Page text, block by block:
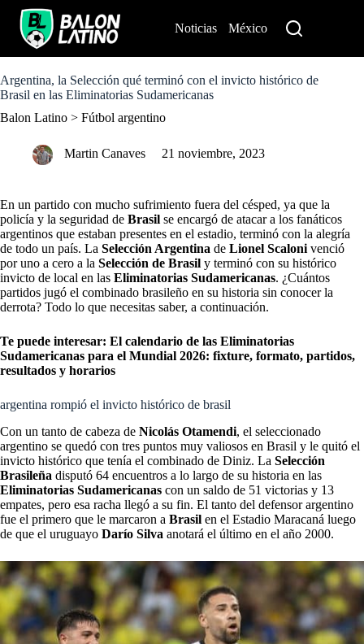
o
c
n
Noticias México
Argentina, la Selección qué terminó con el invicto histórico de
Brasil en las Eliminatorias Sudamericanas
Balon Latino > Fútbol argentino
Martin Canaves 21 noviembre, 2023
En un partido con mucho sufrimiento fuera del césped, ya que la
policía y la seguridad de Brasil se encargó de atacar a los fanáticos
argentinos que estaban presentes en el estadio, terminó con la alegría
de todo un país. La Selección Argentina de Lionel Scaloni venció
por uno a cero a la Selección de Brasil y terminó con su histórico
invicto de local en las Eliminatorias Sudamericanas. ¿Cuántos
partidos jugó el combinado brasileño en su historia sin conocer la
derrota? Todo lo que necesitas saber, a continuación.
Te puede interesar: El calendario de las Eliminatorias
Sudamericanas para el Mundial 2026: fixture, formato, partidos,
resultados y horarios
argentina rompió el invicto histórico de brasil
Con un tanto de cabeza de Nicolás Otamendi, el seleccionado
argentino se quedó con tres puntos muy valiosos en Brasil y le quitó el
invicto histórico que tenía el combinado de Diniz. La Selección
Brasileña disputó 64 encuentros a lo largo de su historia en las
Eliminatorias Sudamericanas con un saldo de 51 victorias y 13
empates, pero esa racha llegó a su fin. El tanto del defensor argentino
fue el primero que le marcaron a Brasil en el Estadio Maracaná luego
de que el uruguayo Darío Silva anotará el último en el año 2000.